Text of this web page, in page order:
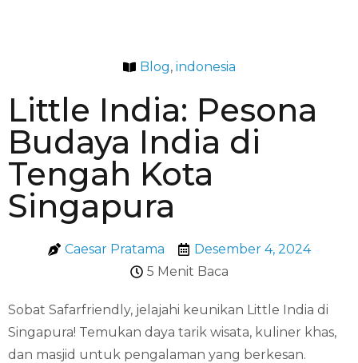
Blog, indonesia
Little India: Pesona
Budaya India di
Tengah Kota
Singapura
Caesar Pratama
Desember 4, 2024
5 Menit Baca
Sobat Safarfriendly, jelajahi keunikan Little India di
Singapura! Temukan daya tarik wisata, kuliner khas,
dan masjid untuk pengalaman yang berkesan.